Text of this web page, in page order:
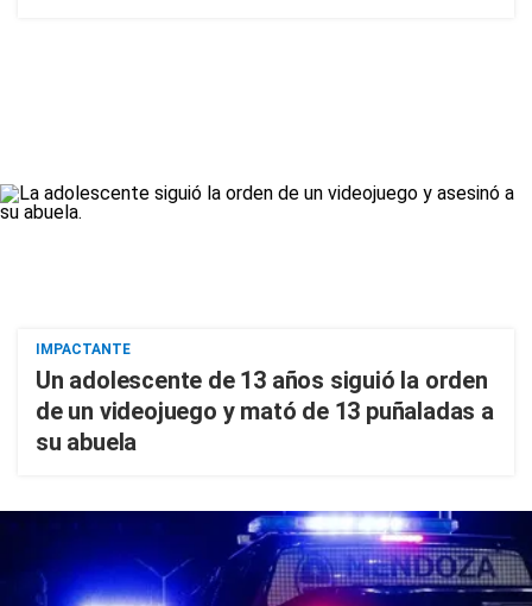
IMPACTANTE
Un adolescente de 13 años siguió la orden
de un videojuego y mató de 13 puñaladas a
su abuela